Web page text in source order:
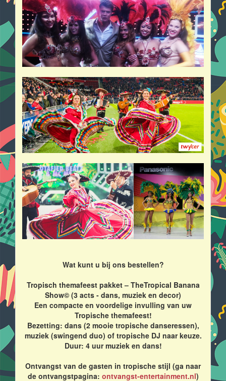
Wat kunt u bij ons bestellen?
Tropisch themafeest pakket – TheTropical Banana
Show© (3 acts - dans, muziek en decor)
Een compacte en voordelige invulling van uw
Tropische themafeest!
Bezetting: dans (2 mooie tropische danseressen),
muziek (swingend duo) of tropische DJ naar keuze.
Duur: 4 uur muziek en dans!
Ontvangst van de gasten in tropische stijl (ga naar
de ontvangstpagina: ontvangst-entertainment.nl)